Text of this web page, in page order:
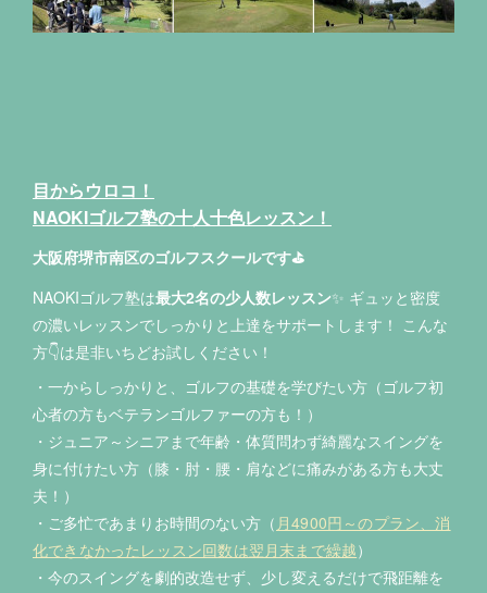
目からウロコ！
NAOKIゴルフ塾の十人十色レッスン！
大阪府堺市南区のゴルフスクールです⛳
NAOKIゴルフ塾は最大2名の少人数レッスン✨ ギュッと密度
の濃いレッスンでしっかりと上達をサポートします！ こんな
方👇は是非いちどお試しください！
・一からしっかりと、ゴルフの基礎を学びたい方（ゴルフ初
心者の方もベテランゴルファーの方も！）
・ジュニア～シニアまで年齢・体質問わず綺麗なスイングを
身に付けたい方（膝・肘・腰・肩などに痛みがある方も大丈
夫！）
・ご多忙であまりお時間のない方（ 月4900円～のプラン、消
化できなかったレッスン回数は翌月末まで繰越）
・今のスイングを劇的改造せず、少し変えるだけで飛距離を